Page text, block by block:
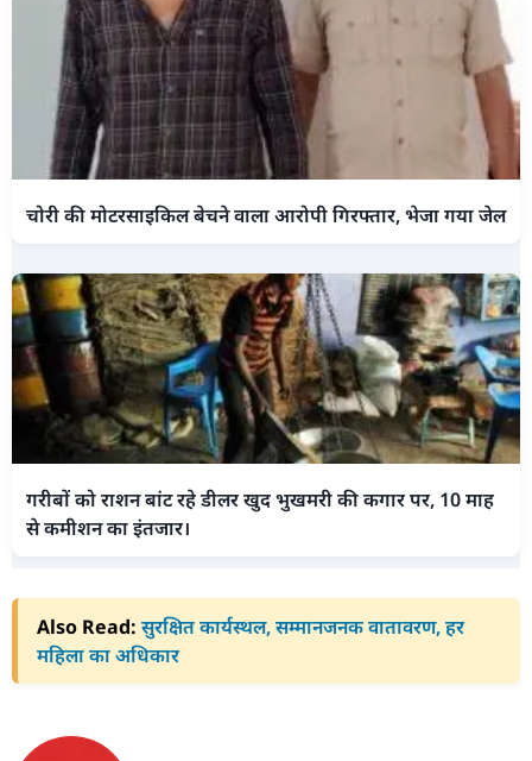
चोरी की मोटरसाइकिल बेचने वाला आरोपी गिरफ्तार, भेजा गया जेल
गरीबों को राशन बांट रहे डीलर खुद भुखमरी की कगार पर, 10 माह
से कमीशन का इंतजार।
Also Read: सुरक्षित कार्यस्थल, सम्मानजनक वातावरण, हर
महिला का अधिकार